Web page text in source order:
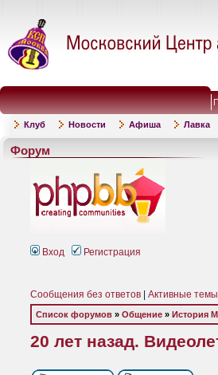
Клуб Новости Афиша Лавка
Форум
Вход Регистрация
Сообщения без ответов Активные темы
Список форумов » Общение » История
20 лет назад.